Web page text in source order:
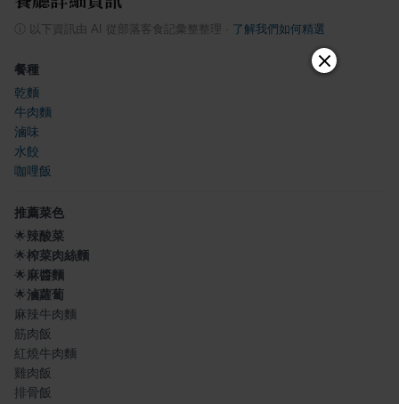
以下資訊由 AI 從部落客食記彙整整理 了解我們如何精選
餐種
乾麵
牛肉麵
滷味
水餃
咖哩飯
推薦菜色
🌟辣酸菜
🌟榨菜肉絲麵
🌟麻醬麵
🌟滷蘿蔔
麻辣牛肉麵
筋肉飯
紅燒牛肉麵
雞肉飯
排骨飯